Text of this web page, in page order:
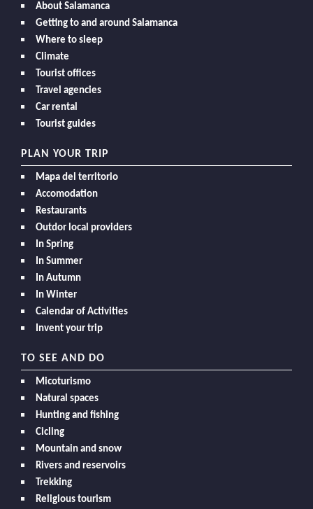
About Salamanca
Getting to and around Salamanca
Where to sleep
Climate
Tourist offices
Travel agencies
Car rental
Tourist guides
PLAN YOUR TRIP
Mapa del territorio
Accomodation
Restaurants
Outdor local providers
In Spring
In Summer
In Autumn
In Winter
Calendar of Activities
Invent your trip
TO SEE AND DO
Micoturismo
Natural spaces
Hunting and fishing
Cicling
Mountain and snow
Rivers and reservoirs
Trekking
Religious tourism